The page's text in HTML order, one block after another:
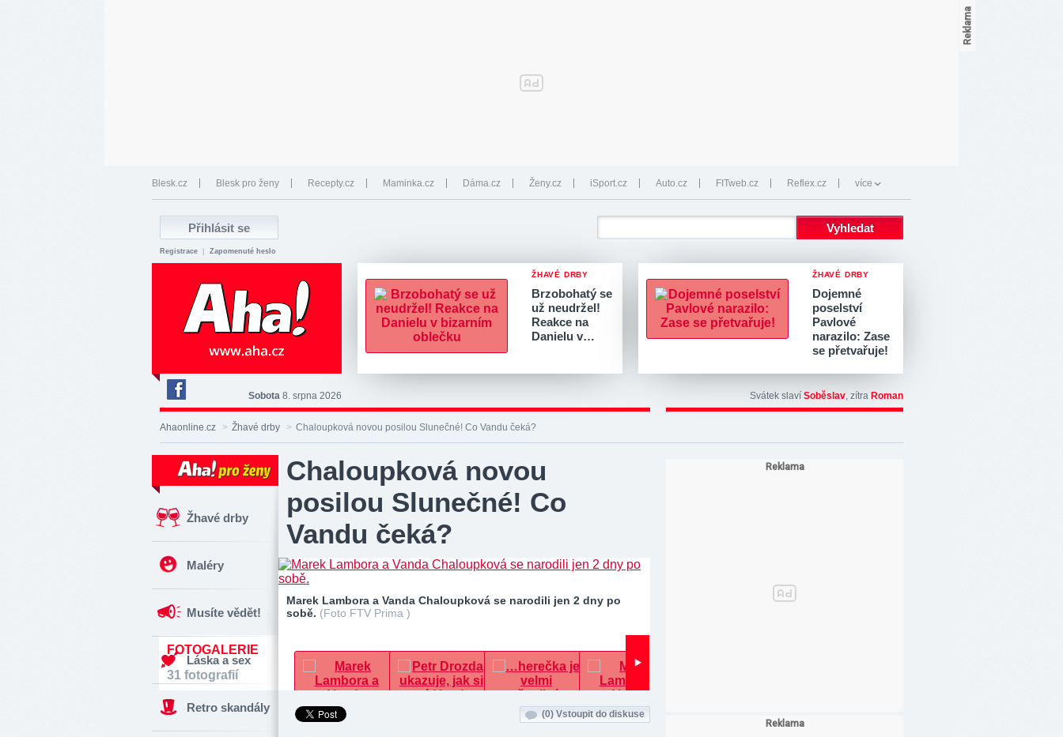
Blesk.cz Blesk pro ženy Recepty.cz Maminka.cz Dáma.cz Ženy.cz iSport.cz Auto.cz FITweb.cz Reflex.cz více
Registrace Zapomenuté heslo
ŽHAVÉ DRBY
Brzobohatý se
už neudržel!
Reakce na
Danielu v…
ŽHAVÉ DRBY
Dojemné
poselství
Pavlové
narazilo: Zase
se přetvařuje!
Deník
Aha!
na
Sobota 8. srpna 2026 Svátek slaví Soběslav, zítra Roman
Ahaonline.cz > Žhavé drby > Chaloupková novou posilou Slunečné! Co Vandu čeká?
Žhavé drby
Maléry
Musíte vědět!
Láska a sex
Retro skandály
Chaloupková novou
posilou Slunečné! Co
Vandu čeká?
Marek Lambora a Vanda Chaloupková se narodili jen 2 dny po
sobě. (Foto FTV Prima )
FOTOGALERIE
31 fotografií
(0) Vstoupit do diskuse